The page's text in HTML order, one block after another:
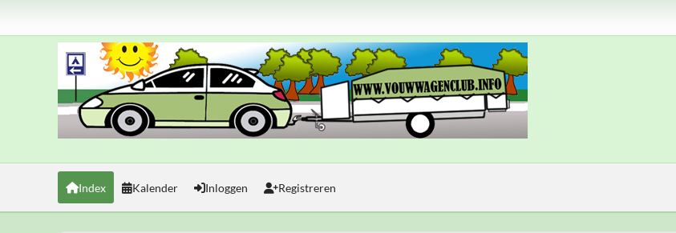
Index Kalender Inloggen Registreren